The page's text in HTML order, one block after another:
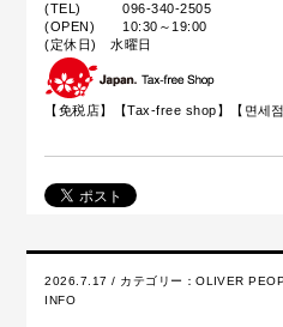
(TEL) 096-340-2505
(OPEN) 10:30～19:00
(定休日) 水曜日
【免税店】【Tax-free shop】【면세점
2026.7.17 / カテゴリー：OLIVER
INFO